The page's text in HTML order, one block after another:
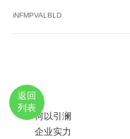
返回
列表
iNFMPVALBLD
何以引澜
企业实力